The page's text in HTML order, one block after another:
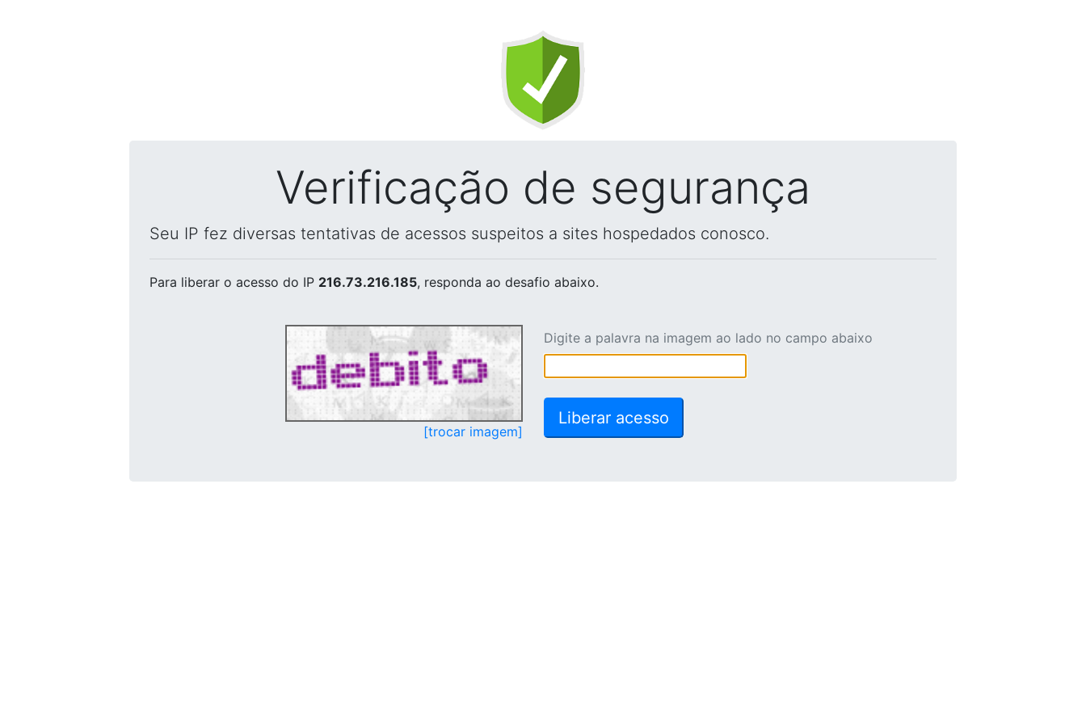
Verificação de segurança
Seu IP fez diversas tentativas de acessos suspeitos a sites hospedados conosco.
Para liberar o acesso do IP 216.73.216.185, responda ao desafio abaixo.
[trocar imagem]
Digite a palavra na imagem ao lado no campo abaixo